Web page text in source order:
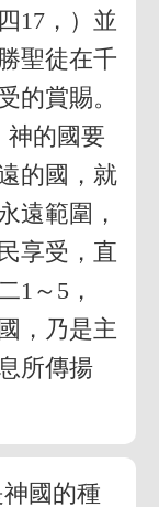
17，）並
聖徒在千
的賞賜。
神的國要
的國，就
遠範圍，
享受，直
1～5，
，乃是主
所傳揚
國的種